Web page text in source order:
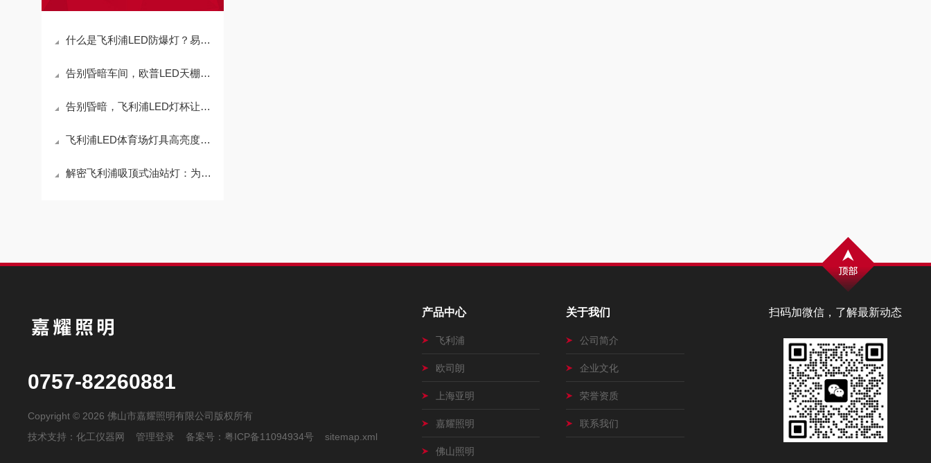
什么是飞利浦LED防爆灯？易燃易爆场所灯具
告别昏暗车间，欧普LED天棚灯带来全新照明体验
告别昏暗，飞利浦LED灯杯让空间更通透
飞利浦LED体育场灯具高亮度长续航，打造运动照明体验
解密飞利浦吸顶式油站灯：为油站安全照明保驾护航
扫码加微信，了解最新动态
0757-82260881
Copyright © 2026 佛山市嘉耀照明有限公司版权所有
技术支持：化工仪器网 管理登录 备案号： 粤ICP备11094934号 sitemap.xml
产品中心
飞利浦
欧司朗
上海亚明
嘉耀照明
佛山照明
关于我们
公司简介
企业文化
荣誉资质
联系我们